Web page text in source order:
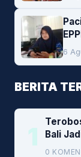
6
BERITA
1
Bali
Daerah
0